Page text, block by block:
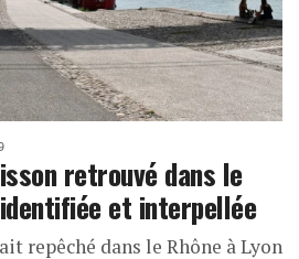
retrouvé dans le
et interpellée
repêché dans le Rhône à Lyon